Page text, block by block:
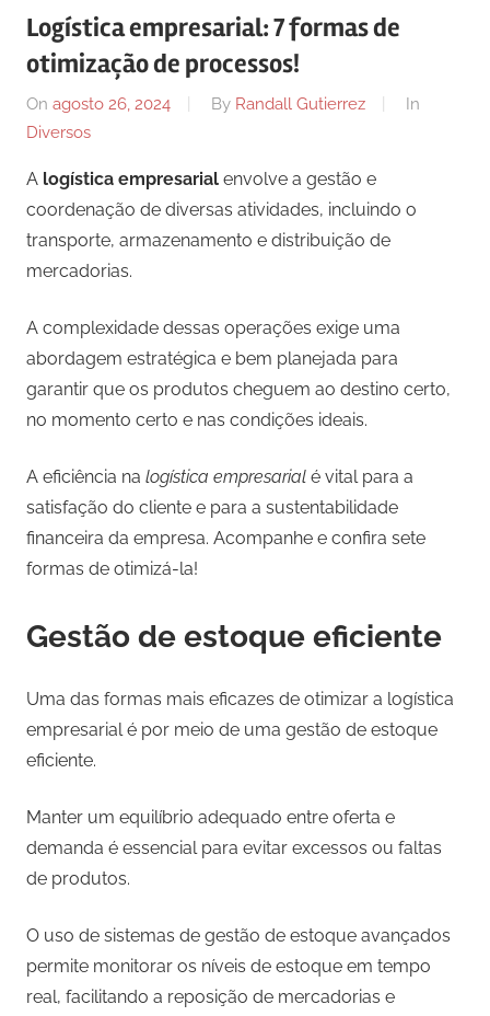
Logística empresarial: 7 formas de
otimização de processos!
On agosto 26, 2024 By Randall Gutierrez
In
Diversos
A logística empresarial envolve a gestão e
coordenação de diversas atividades, incluindo o
transporte, armazenamento e distribuição de
mercadorias.
A complexidade dessas operações exige uma
abordagem estratégica e bem planejada para
garantir que os produtos cheguem ao destino certo,
no momento certo e nas condições ideais.
A eficiência na logística empresarial é vital para a
satisfação do cliente e para a sustentabilidade
financeira da empresa. Acompanhe e confira sete
formas de otimizá-la!
Gestão de estoque eficiente
Uma das formas mais eficazes de otimizar a logística
empresarial é por meio de uma gestão de estoque
eficiente.
Manter um equilíbrio adequado entre oferta e
demanda é essencial para evitar excessos ou faltas
de produtos.
O uso de sistemas de gestão de estoque avançados
permite monitorar os níveis de estoque em tempo
real, facilitando a reposição de mercadorias e